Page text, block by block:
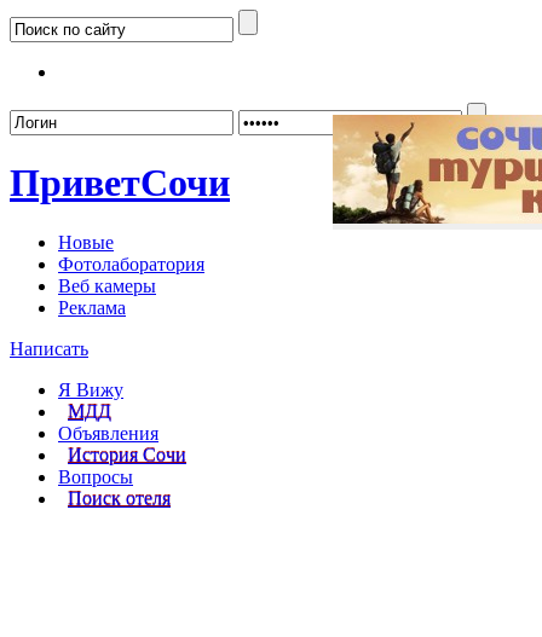
ПриветСочи
Новые
Фотолаборатория
Веб камеры
Реклама
Написать
Я Вижу
МДД
Объявления
История Сочи
Вопросы
Поиск отеля